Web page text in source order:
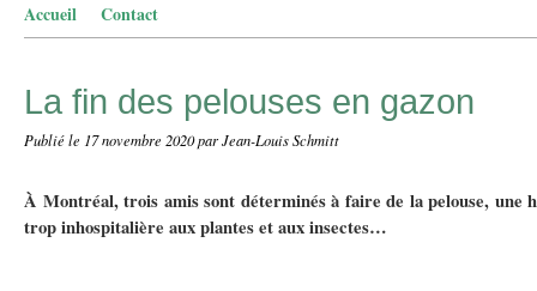
Accueil Contact
La fin des pelouses en gazon
Publié le 17 novembre 2020par Jean-Louis Schmitt
À Montréal, trois amis sont déterminés à faire de la pelouse, une
trop inhospitalière aux plantes et aux insectes…